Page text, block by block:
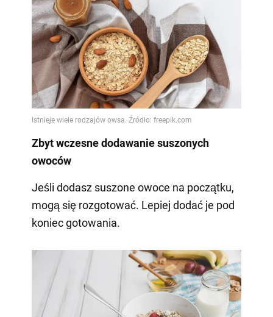
Zbyt wczesne dodawanie suszonych
owoców
Jeśli dodasz suszone owoce na początku,
mogą się rozgotować. Lepiej dodać je pod
koniec gotowania.